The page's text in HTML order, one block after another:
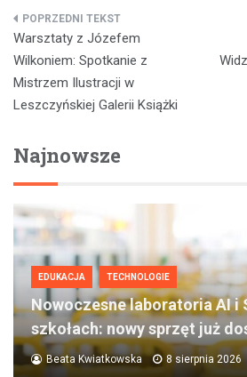
Nawigacja
wpisu
Warsztaty z Józefem
Wilkoniem: Spotkanie z
Mistrzem Ilustracji w
Leszczyńskiej Galerii Książki
Najnowsze
EDUKACJA TECHNOLOGIE
Nowoczesne laboratoria AI i
szkołach: nowy sprzęt już
Beata Kwiatkowska 8 sierpnia 2026